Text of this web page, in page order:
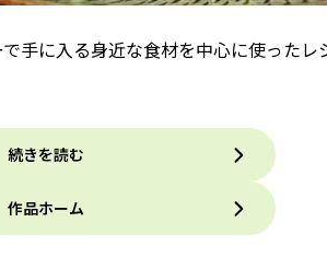
手に入る身近な食材を中心に使った
続きを読む
作品ホーム